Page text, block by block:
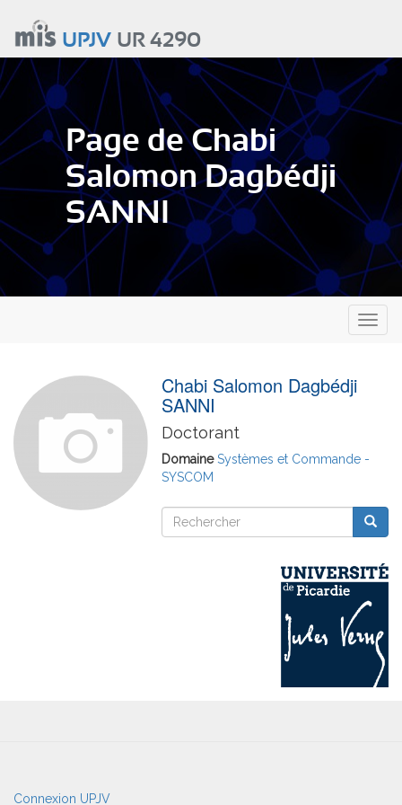
contenu
principal
UPJVUR 4290
Page de Chabi
Salomon Dagbédji
SANNI
Chabi Salomon Dagbédji
SANNI
Doctorant
DomaineSystèmes et Commande -
SYSCOM
Rechercher
User
Connexion UPJV